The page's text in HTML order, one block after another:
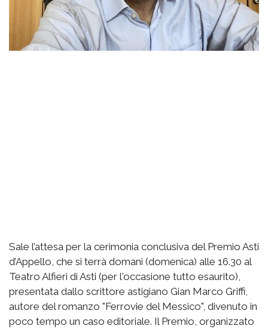
Sale l’attesa per la cerimonia conclusiva del Premio Asti
d’Appello, che si terrà domani (domenica) alle 16.30 al
Teatro Alfieri di Asti (per l'occasione tutto esaurito),
presentata dallo scrittore astigiano Gian Marco Griffi,
autore del romanzo "Ferrovie del Messico", divenuto in
poco tempo un caso editoriale. Il Premio, organizzato